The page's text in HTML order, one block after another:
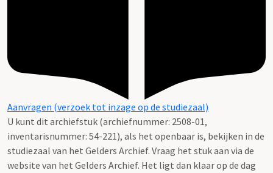
Aanvragen (verzoek tot inzage op de studiezaal)
U kunt dit archiefstuk (archiefnummer: 2508-01,
inventarisnummer: 54-221), als het openbaar is, bekijken in de
studiezaal van het Gelders Archief. Vraag het stuk aan via de
website van het Gelders Archief. Het ligt dan klaar op de dag